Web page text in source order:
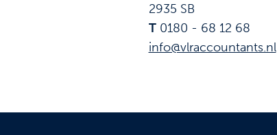
2935 SB
T0180 - 68 12 68
info@vlraccountants.nl